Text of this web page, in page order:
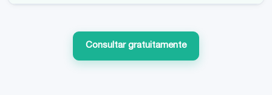
Consultar gratuitamente